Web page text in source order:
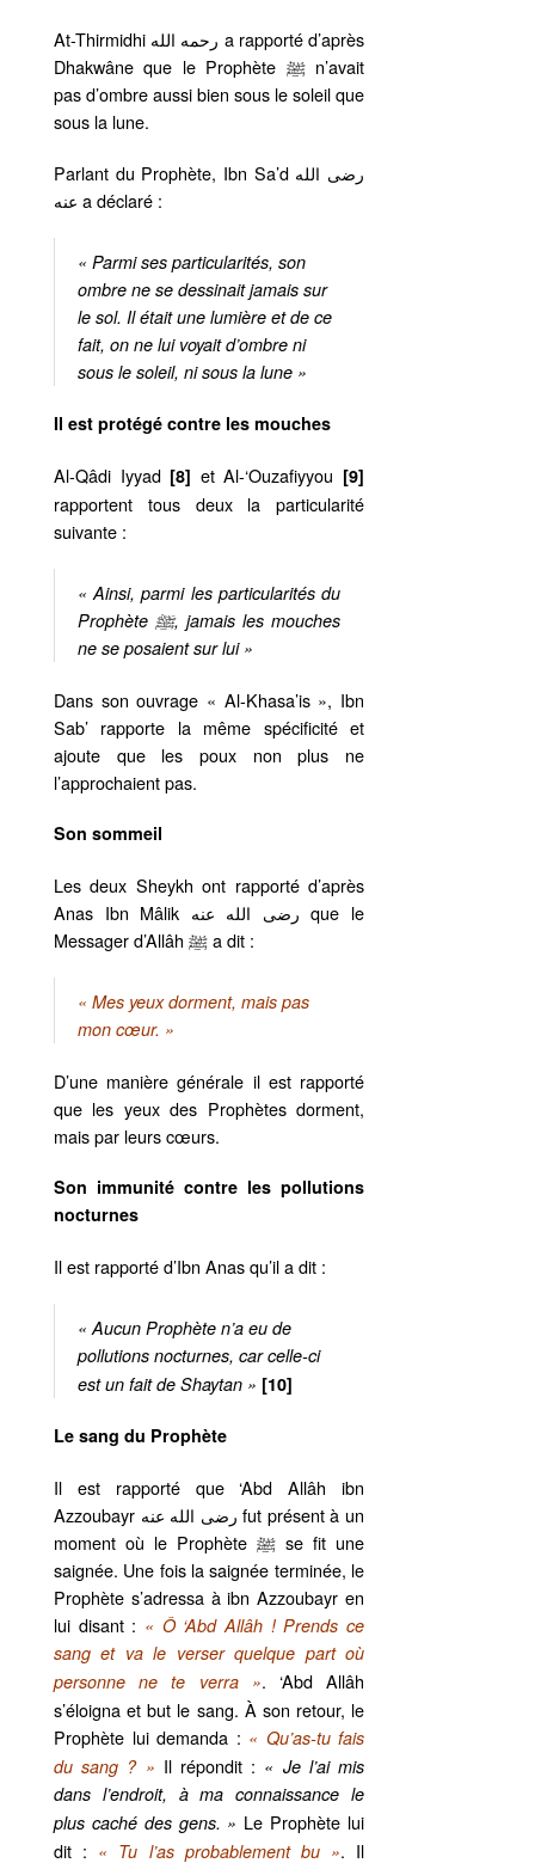
At-Thirmidhi رحمه الله a rapporté d’après
Dhakwâne que le Prophète ﷺ n’avait
pas d’ombre aussi bien sous le soleil que
sous la lune.
Parlant du Prophète, Ibn Sa’d رضى الله
عنه a déclaré :
« Parmi ses particularités, son
ombre ne se dessinait jamais sur
le sol. Il était une lumière et de ce
fait, on ne lui voyait d’ombre ni
sous le soleil, ni sous la lune »
Il est protégé contre les mouches
Al-Qâdi Iyyad [8] et Al-‘Ouzafiyyou [9]
rapportent tous deux la particularité
suivante :
« Ainsi, parmi les particularités du
Prophète ﷺ, jamais les mouches
ne se posaient sur lui »
Dans son ouvrage « Al-Khasa’is », Ibn
Sab’ rapporte la même spécificité et
ajoute que les poux non plus ne
l’approchaient pas.
Son sommeil
Les deux Sheykh ont rapporté d’après
Anas Ibn Mâlik رضى الله عنه que le
Messager d’Allâh ﷺ a dit :
« Mes yeux dorment, mais pas
mon cœur. »
D’une manière générale il est rapporté
que les yeux des Prophètes dorment,
mais par leurs cœurs.
Son immunité contre les pollutions
nocturnes
Il est rapporté d’Ibn Anas qu’il a dit :
« Aucun Prophète n’a eu de
pollutions nocturnes, car celle-ci
est un fait de Shaytan » [10]
Le sang du Prophète
Il est rapporté que ‘Abd Allâh ibn
Azzoubayr رضى الله عنه fut présent à un
moment où le Prophète ﷺ se fit une
saignée. Une fois la saignée terminée, le
Prophète s’adressa à ibn Azzoubayr en
lui disant : « Ô ‘Abd Allâh ! Prends ce
sang et va le verser quelque part où
personne ne te verra ». ‘Abd Allâh
s’éloigna et but le sang. À son retour, le
Prophète lui demanda : « Qu’as-tu fais
du sang ? » Il répondit : « Je l’ai mis
dans l’endroit, à ma connaissance le
plus caché des gens. » Le Prophète lui
dit : « Tu l’as probablement bu ». Il